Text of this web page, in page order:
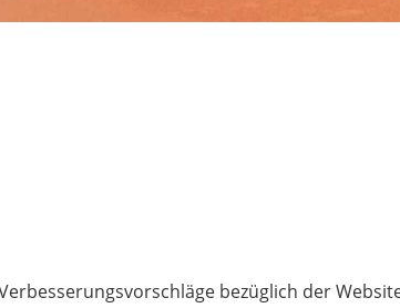
bezüglich der